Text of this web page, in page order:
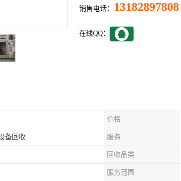
销售电话： 13182897808
在线QQ：
价格
备回收 服务
回收品类
服务范围